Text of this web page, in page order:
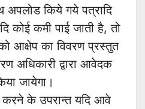
किये गये पत्रादि
कोई कमी पाई जाती है, तो
आक्षेप का विवरण प्रस्तुत
अधिकारी द्वारा आवेदक
जायेगा।
करने के उपरान्त यदि आवे